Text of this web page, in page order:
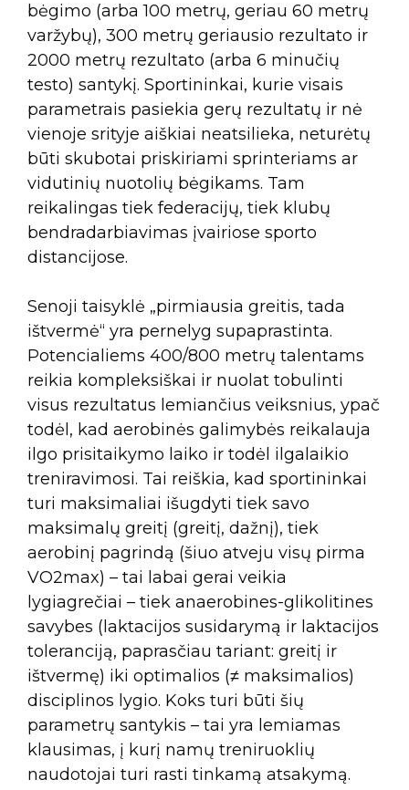
bėgimo (arba 100 metrų, geriau 60 metrų
varžybų), 300 metrų geriausio rezultato ir
2000 metrų rezultato (arba 6 minučių
testo) santykį. Sportininkai, kurie visais
parametrais pasiekia gerų rezultatų ir nė
vienoje srityje aiškiai neatsilieka, neturėtų
būti skubotai priskiriami sprinteriams ar
vidutinių nuotolių bėgikams. Tam
reikalingas tiek federacijų, tiek klubų
bendradarbiavimas įvairiose sporto
distancijose.
Senoji taisyklė „pirmiausia greitis, tada
ištvermė“ yra pernelyg supaprastinta.
Potencialiems 400/800 metrų talentams
reikia kompleksiškai ir nuolat tobulinti
visus rezultatus lemiančius veiksnius, ypač
todėl, kad aerobinės galimybės reikalauja
ilgo prisitaikymo laiko ir todėl ilgalaikio
treniravimosi. Tai reiškia, kad sportininkai
turi maksimaliai išugdyti tiek savo
maksimalų greitį (greitį, dažnį), tiek
aerobinį pagrindą (šiuo atveju visų pirma
VO2max) – tai labai gerai veikia
lygiagrečiai – tiek anaerobines-glikolitines
savybes (laktacijos susidarymą ir laktacijos
toleranciją, paprasčiau tariant: greitį ir
ištvermę) iki optimalios (≠ maksimalios)
disciplinos lygio. Koks turi būti šių
parametrų santykis – tai yra lemiamas
klausimas, į kurį namų treniruoklių
naudotojai turi rasti tinkamą atsakymą.